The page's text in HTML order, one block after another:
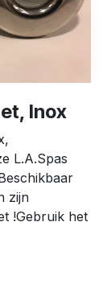
Inox
L.A.Spas
zijn
!Gebruik het